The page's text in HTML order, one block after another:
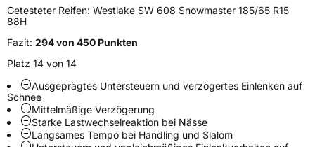
Höchstlast690 kg
Gewicht (in kg)
Generelle Merkmale
FahrzeugtypPKW
VerwendungWinterreifen
ModellnameSW 608
Getesteter Reifen: Westlake SW 608 Snowmaster 185/65 R15
88H
Fazit: 294 von 450 Punkten
Platz 14 von 14
Ausgeprägtes Untersteuern und verzögertes Einlenken auf
Schnee
Mittelmäßige Verzögerung
Starke Lastwechselreaktion bei Nässe
Langsames Tempo bei Handling und Slalom